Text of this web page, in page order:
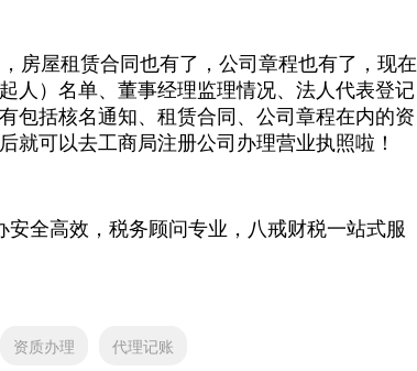
房屋租赁合同也有了，公司章程也有了，现在
人）名单、董事经理监理情况、法人代表登记
包括核名通知、租赁合同、公司章程在内的资
就可以去工商局注册公司办理营业执照啦！
全高效，税务顾问专业，八戒财税一站式服
资质办理 代理记账